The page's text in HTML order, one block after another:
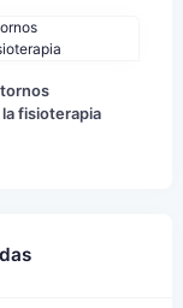
fisioterapia